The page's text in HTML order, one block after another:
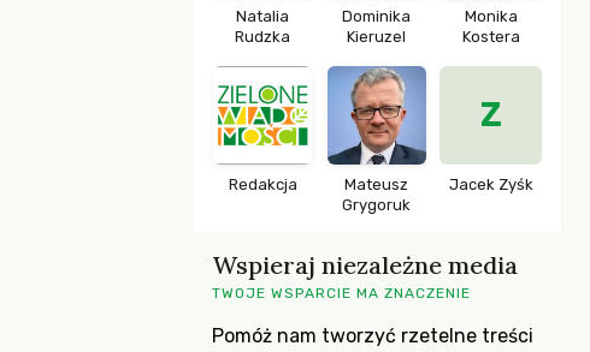
Natalia
Rudzka
Dominika
Kieruzel
Monika
Kostera
Redakcja
Mateusz
Grygoruk
Z
Jacek Zyśk
Wspieraj niezależne media
TWOJE WSPARCIE MA ZNACZENIE
Pomóż nam tworzyć rzetelne treści